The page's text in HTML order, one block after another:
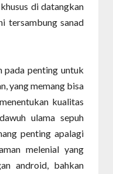
di datangkan
tersambung sanad
pada penting untuk
yang memang bisa
kualitas
ulama sepuh
penting apalagi
melenial yang
android, bahkan